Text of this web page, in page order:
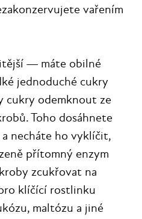
vařením
— máte obilné
jednoduché cukry
cukry odemknout ze
Toho dosáhnete
necháte ho vyklíčit,
přítomný enzym
zcukřovat na
klíčící rostlinku
maltózu a jiné